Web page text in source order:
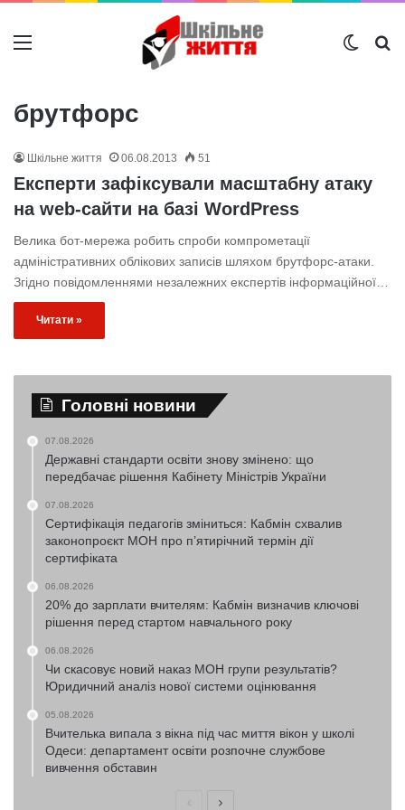
Меню
брутфорс
Шкільне життя 06.08.2013 51
Експерти зафіксували масштабну атаку
на web-сайти на базі WordPress
Велика бот-мережа робить спроби компрометації
адміністративних облікових записів шляхом брутфорс-атаки.
Згідно повідомленнями незалежних експертів інформаційної…
Читати »
Головні новини
07.08.2026
Державні стандарти освіти знову змінено: що
передбачає рішення Кабінету Міністрів України
07.08.2026
Сертифікація педагогів зміниться: Кабмін схвалив
законопроєкт МОН про п’ятирічний термін дії
сертифіката
06.08.2026
20% до зарплати вчителям: Кабмін визначив ключові
рішення перед стартом навчального року
06.08.2026
Чи скасовує новий наказ МОН групи результатів?
Юридичний аналіз нової системи оцінювання
05.08.2026
Вчителька випала з вікна під час миття вікон у школі
Одеси: департамент освіти розпочне службове
вивчення обставин
ПопередняНаступна